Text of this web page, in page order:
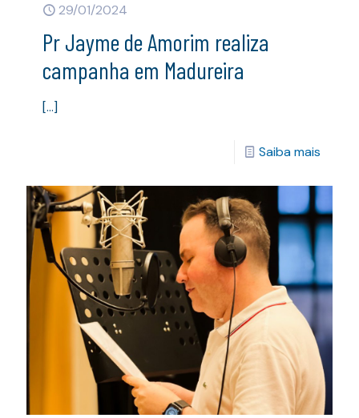
29/01/2024
Pr Jayme de Amorim realiza
campanha em Madureira
[…]
Saiba mais